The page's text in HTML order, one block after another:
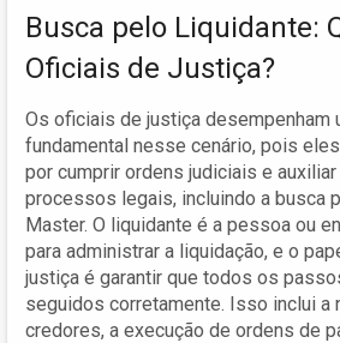
Busca pelo Liquidante:
Oficiais de Justiça?
Os oficiais de justiça desempenham
fundamental nesse cenário, pois
por cumprir ordens judiciais e
processos legais, incluindo a busca
Master. O liquidante é a pessoa ou
para administrar a liquidação, e o
justiça é garantir que todos os
seguidos corretamente. Isso inclui a
credores, a execução de ordens de